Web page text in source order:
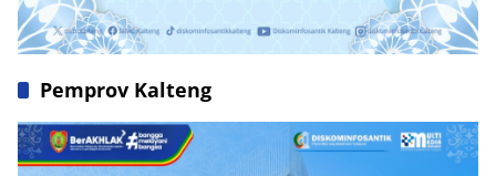
Pemprov Kalteng